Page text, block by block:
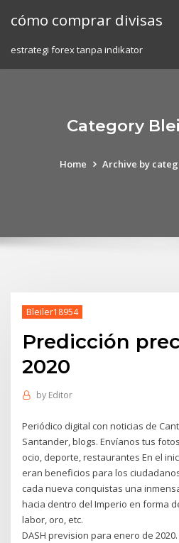
cómo comprar divisas
estrategi forex tanpa indikator
Category
Home Archive by
Bleiler18954
Predicción
2020
by Editor
Periódico digital con noticias de
Santander, blogs. Envíanos tus
ocio, deporte, restaurantes En el
eran beneficios para los
cada nueva conquistas una
hacia dentro del Imperio en forma
labor, oro, etc.
DASH prevision para enero de